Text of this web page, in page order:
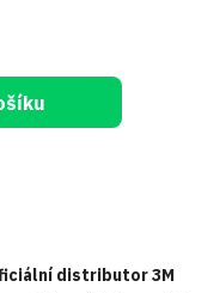
distributor 3M